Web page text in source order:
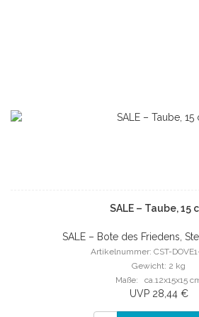
SALE – Taube, 15
SALE – Bote des Friedens,
Artikelnummer: CST-
Gewicht: 2 kg
Maße: ca.12x15x15
UVP 28,44 €